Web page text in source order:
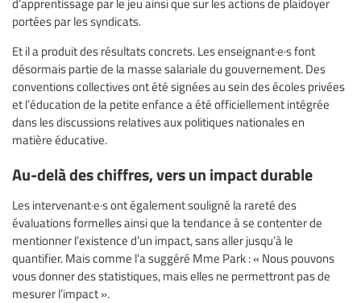
portées par les syndicats.
Et il a produit des résultats concrets. Les enseignant·e·s font
désormais partie de la masse salariale du gouvernement. Des
conventions collectives ont été signées au sein des écoles privées
et l’éducation de la petite enfance a été officiellement intégrée
dans les discussions relatives aux politiques nationales en
matière éducative.
Au-delà des chiffres, vers un impact durable
Les intervenant·e·s ont également souligné la rareté des
évaluations formelles ainsi que la tendance à se contenter de
mentionner l’existence d’un impact, sans aller jusqu’à le
quantifier. Mais comme l’a suggéré Mme Park : « Nous pouvons
vous donner des statistiques, mais elles ne permettront pas de
mesurer l’impact ».